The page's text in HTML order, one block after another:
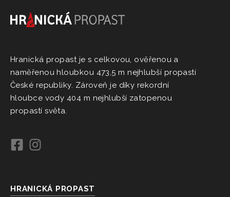
Hranická propast je s celkovou, ověřenou a
naměřenou hloubkou 473,5 m nejhlubší propastí
České republiky. Zároveň je díky rekordní
hloubce vody 404 m nejhlubší zatopenou
propastí světa.
HRANICKÁ PROPAST